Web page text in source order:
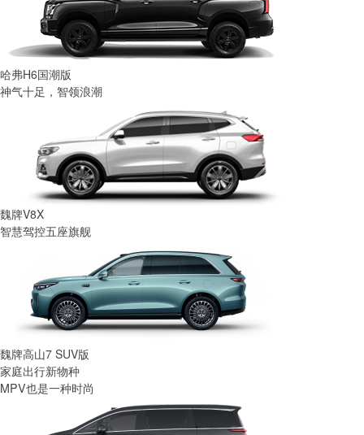
哈弗H6国潮版
神气十足，智领浪潮
魏牌V8X
智慧驾控五座旗舰
魏牌高山7 SUV版
家庭出行新物种
MPV也是一种时尚